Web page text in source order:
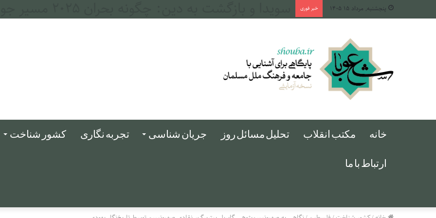
پنجشنبه, مرداد ۱۵ ۱۴۰۵ خبر فوری
خانه مکتب انقلاب تحلیل مسائل روز جریان شناسی تجربه نگاری کشور شناخت
ارتباط با ما